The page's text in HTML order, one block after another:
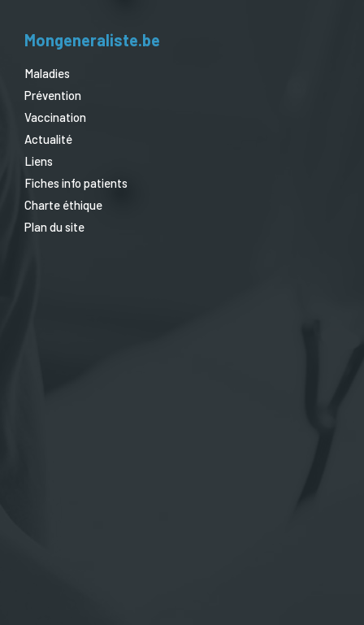
Mongeneraliste.be
Maladies
Prévention
Vaccination
Actualité
Liens
Fiches info patients
Charte éthique
Plan du site